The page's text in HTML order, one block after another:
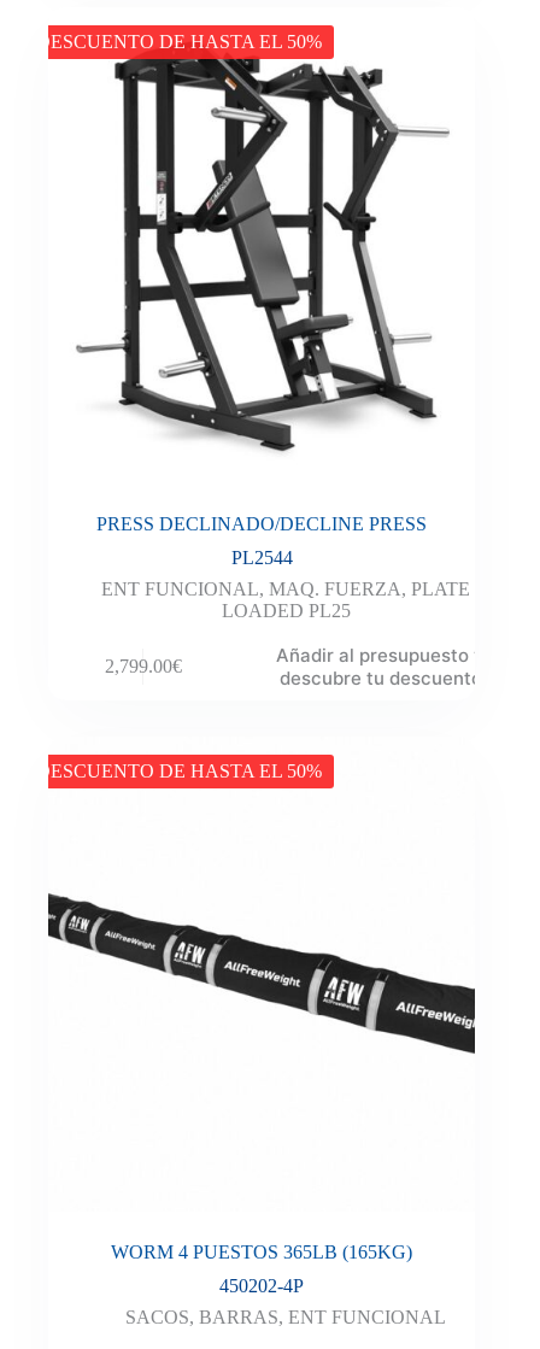
DESCUENTO DE HASTA EL 50%
PRESS DECLINADO/DECLINE PRESS
PL2544
ENT FUNCIONAL,MAQ. FUERZA,PLATE
LOADED PL25
2,799.00€
Añadir al presupuesto y
descubre tu descuento
DESCUENTO DE HASTA EL 50%
WORM 4 PUESTOS 365LB (165KG)
450202-4P
SACOS,BARRAS,ENT FUNCIONAL